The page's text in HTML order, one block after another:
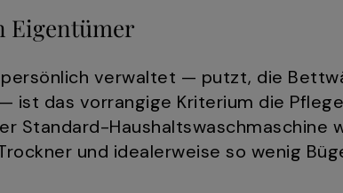
Eigentümer
verwaltet — putzt, die
ist das vorrangige Kriterium die
Standard-Haushaltswaschmaschine
und idealerweise so wenig